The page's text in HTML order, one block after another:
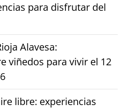
para disfrutar del
Alavesa:
viñedos para vivir el 12
libre: experiencias